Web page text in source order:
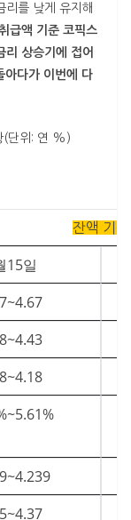
리를 낮게 유지해
급액 기준 코픽스
리 상승기에 접어
아다가 이번에 다
(단위: 연 %)
잔액 기준
15일